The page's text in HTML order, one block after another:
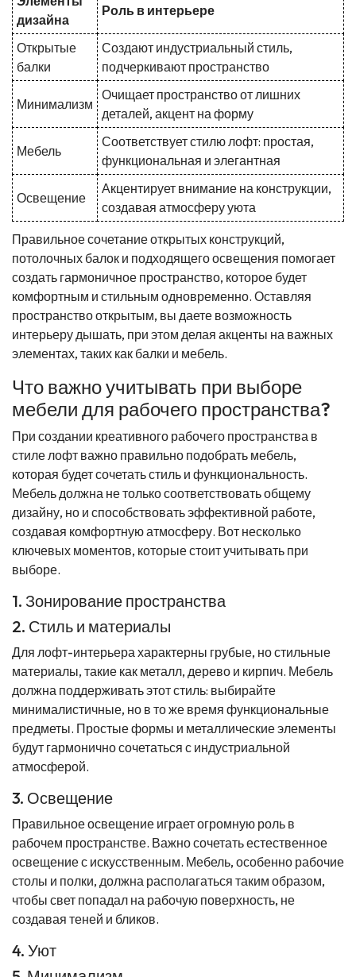
дизайна
Роль в интерьере
Открытые
балки
Создают индустриальный стиль,
подчеркивают пространство
Минимализм
Очищает пространство от лишних
деталей, акцент на форму
Мебель
Соответствует стилю лофт: простая,
функциональная и элегантная
Освещение
Акцентирует внимание на конструкции,
создавая атмосферу уюта
Правильное сочетание открытых конструкций,
потолочных балок и подходящего освещения помогает
создать гармоничное пространство, которое будет
комфортным и стильным одновременно. Оставляя
пространство открытым, вы даете возможность
интерьеру дышать, при этом делая акценты на важных
элементах, таких как балки и мебель.
Что важно учитывать при выборе
мебели для рабочего пространства?
При создании креативного рабочего пространства в
стиле лофт важно правильно подобрать мебель,
которая будет сочетать стиль и функциональность.
Мебель должна не только соответствовать общему
дизайну, но и способствовать эффективной работе,
создавая комфортную атмосферу. Вот несколько
ключевых моментов, которые стоит учитывать при
выборе.
1. Зонирование пространства
2. Стиль и материалы
Для лофт-интерьера характерны грубые, но стильные
материалы, такие как металл, дерево и кирпич. Мебель
должна поддерживать этот стиль: выбирайте
минималистичные, но в то же время функциональные
предметы. Простые формы и металлические элементы
будут гармонично сочетаться с индустриальной
атмосферой.
3. Освещение
Правильное освещение играет огромную роль в
рабочем пространстве. Важно сочетать естественное
освещение с искусственным. Мебель, особенно рабочие
столы и полки, должна располагаться таким образом,
чтобы свет попадал на рабочую поверхность, не
создавая теней и бликов.
4. Уют